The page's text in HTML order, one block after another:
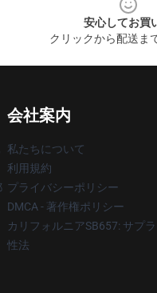
安心してお買
クリックから配送ま
会社案内
私たちについて
利用規約
プライバシーポリシー
DMCA - 著作権ポリシー
カリフォルニアSB657: サプ
性法